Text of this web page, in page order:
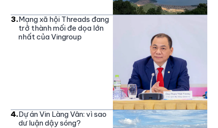
3.Mạng xã hội Threads đang
trở thành mối đe dọa lớn
nhất của Vingroup
4.Dự án Vin Làng Vân: vì sao
dư luận dậy sóng?